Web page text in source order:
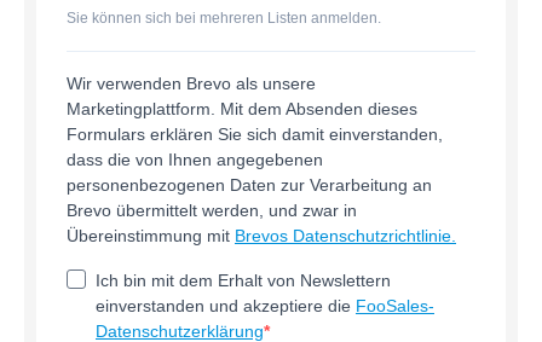
Sie können sich bei mehreren Listen anmelden.
Wir verwenden Brevo als unsere
Marketingplattform. Mit dem Absenden dieses
Formulars erklären Sie sich damit einverstanden,
dass die von Ihnen angegebenen
personenbezogenen Daten zur Verarbeitung an
Brevo übermittelt werden, und zwar in
Übereinstimmung mit Brevos Datenschutzrichtlinie.
Ich bin mit dem Erhalt von Newslettern
einverstanden und akzeptiere die FooSales-
Datenschutzerklärung